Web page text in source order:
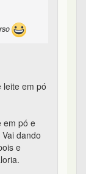
leite em pó
em pó e
dando
e